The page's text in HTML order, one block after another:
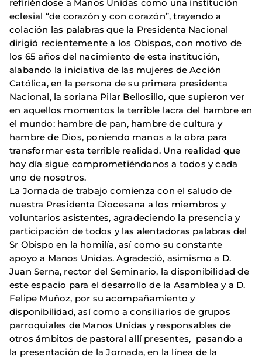
refiriéndose a Manos Unidas como una institución
eclesial “de corazón y con corazón”, trayendo a
colación las palabras que la Presidenta Nacional
dirigió recientemente a los Obispos, con motivo de
los 65 años del nacimiento de esta institución,
alabando la iniciativa de las mujeres de Acción
Católica, en la persona de su primera presidenta
Nacional, la soriana Pilar Bellosillo, que supieron ver
en aquellos momentos la terrible lacra del hambre en
el mundo: hambre de pan, hambre de cultura y
hambre de Dios, poniendo manos a la obra para
transformar esta terrible realidad. Una realidad que
hoy día sigue comprometiéndonos a todos y cada
uno de nosotros.
La Jornada de trabajo comienza con el saludo de
nuestra Presidenta Diocesana a los miembros y
voluntarios asistentes, agradeciendo la presencia y
participación de todos y las alentadoras palabras del
Sr Obispo en la homilía, así como su constante
apoyo a Manos Unidas. Agradeció, asimismo a D.
Juan Serna, rector del Seminario, la disponibilidad de
este espacio para el desarrollo de la Asamblea y a D.
Felipe Muñoz, por su acompañamiento y
disponibilidad, así como a consiliarios de grupos
parroquiales de Manos Unidas y responsables de
otros ámbitos de pastoral allí presentes, pasando a
la presentación de la Jornada, en la línea de la